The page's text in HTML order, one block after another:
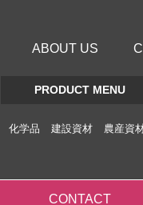
ABOUT US
PRODUCT MENU
化学品 建設資材 農産資
CONTACT